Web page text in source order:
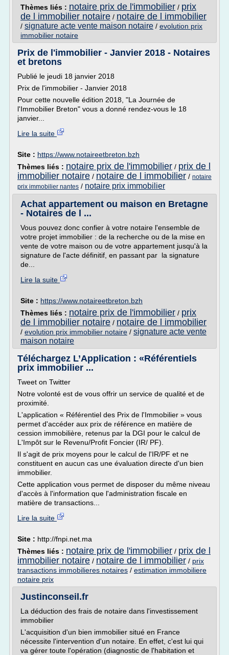
Thèmes liés : notaire prix de l'immobilier / prix
de l immobilier notaire / notaire de l immobilier
/ signature acte vente maison notaire / evolution prix
immobilier notaire
Prix de l'immobilier - Janvier 2018 - Notaires
et bretons
Publié le jeudi 18 janvier 2018
Prix de l'immobilier - Janvier 2018
Pour cette nouvelle édition 2018, "La Journée de
l'Immobilier Breton" vous a donné rendez-vous le 18
janvier...
Lire la suite
Site : https://www.notaireetbreton.bzh
Thèmes liés : notaire prix de l'immobilier / prix de l
immobilier notaire / notaire de l immobilier / notaire
prix immobilier nantes / notaire prix immobilier
Achat appartement ou maison en Bretagne
- Notaires de l ...
Vous pouvez donc confier à votre notaire l'ensemble de
votre projet immobilier : de la recherche ou de la mise en
vente de votre maison ou de votre appartement jusqu'à la
signature de l'acte définitif, en passant par la signature
de...
Lire la suite
Site : https://www.notaireetbreton.bzh
Thèmes liés : notaire prix de l'immobilier / prix
de l immobilier notaire / notaire de l immobilier
/ evolution prix immobilier notaire / signature acte vente
maison notaire
Téléchargez L’Application : «Référentiels
prix immobilier ...
Tweet on Twitter
Notre volonté est de vous offrir un service de qualité et de
proximité.
L'application « Référentiel des Prix de l'Immobilier » vous
permet d'accéder aux prix de référence en matière de
cession immobilière, retenus par la DGI pour le calcul de
L'Impôt sur le Revenu/Profit Foncier (IR/ PF).
Il s'agit de prix moyens pour le calcul de l'IR/PF et ne
constituent en aucun cas une évaluation directe d'un bien
immobilier.
Cette application vous permet de disposer du même niveau
d'accès à l'information que l'administration fiscale en
matière de transactions...
Lire la suite
Site : http://fnpi.net.ma
Thèmes liés : notaire prix de l'immobilier / prix de l
immobilier notaire / notaire de l immobilier / prix
transactions immobilieres notaires / estimation immobiliere
notaire prix
Justinconseil.fr
La déduction des frais de notaire dans l'investissement
immobilier
L'acquisition d'un bien immobilier situé en France
nécessite l'intervention d'un notaire. En effet, c'est lui qui
va gérer toute l'opération (diagnostic de l'habitation et